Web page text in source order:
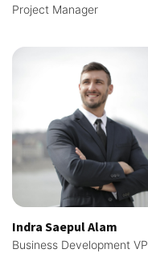
Project Manager
Indra Saepul Alam
Business Development VP